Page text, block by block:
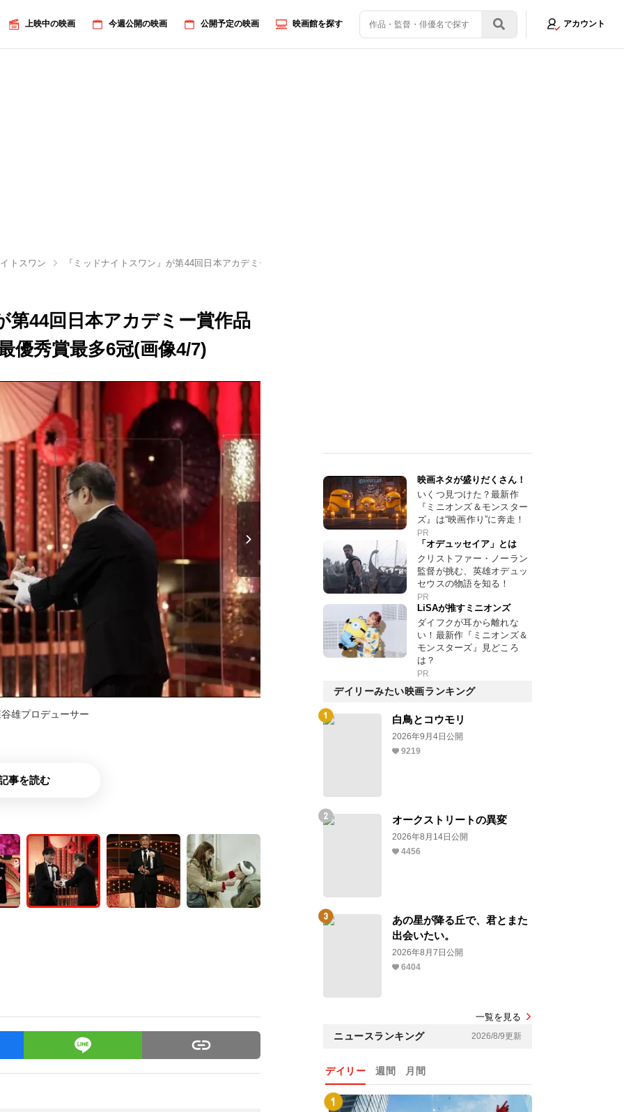
上映中の映画 今週公開の映画 公開予定の映画 映画館を探す アカウント
トスワン 『ミッドナイトスワン』が第44回日本アカデミー賞作品賞！『Fukushima 50』が最優秀賞最多6冠
第44回日本アカデミー賞作品
優秀賞最多6冠(画像4/7)
雄プロデューサー
事を読む
映画ネタが盛りだくさん！
いくつ見つけた？最新作
『ミニオンズ＆モンスター
ズ』は“映画作り”に奔走！
PR
「オデュッセイア」とは
クリストファー・ノーラン
監督が挑む、英雄オデュッ
セウスの物語を知る！
PR
LiSAが推すミニオンズ
ダイフクが耳から離れな
い！最新作『ミニオンズ＆
モンスターズ』見どころ
は？
PR
デイリーみたい映画ランキング
白鳥とコウモリ
2026年9月4日公開
9219
オークストリートの異変
2026年8月14日公開
4456
あの星が降る丘で、君とまた
出会いたい。
2026年8月7日公開
6404
一覧を見る
ニュースランキング 2026/8/9更新
デイリー 週間 月間